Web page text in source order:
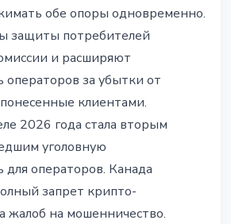
обе опоры одновременно.
защиты потребителей
и расширяют
операторов за убытки от
клиентами.
2026 года стала вторым
уголовную
для операторов. Канада
запрет крипто-
жалоб на мошенничество.